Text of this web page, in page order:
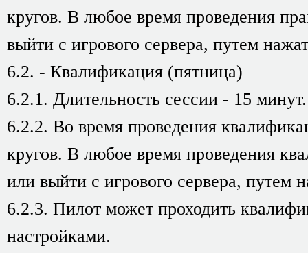
кругов. В любое время проведения
выйти с игрового сервера, путем
6.2. - Квалификация (пятница)
6.2.1. Длительность сессии - 15 минут.
6.2.2. Во время проведения
кругов. В любое время проведения
или выйти с игрового сервера, путем
6.2.3. Пилот может проходить
настройками.